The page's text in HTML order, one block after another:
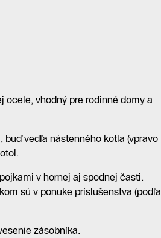
ocele, vhodný pre rodinné domy a
vedľa nástenného kotla (vpravo
v hornej aj spodnej časti.
sú v ponuke príslušenstva (podľa
zásobníka.